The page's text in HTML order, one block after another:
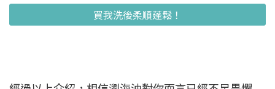
買我洗後柔順蓬鬆！